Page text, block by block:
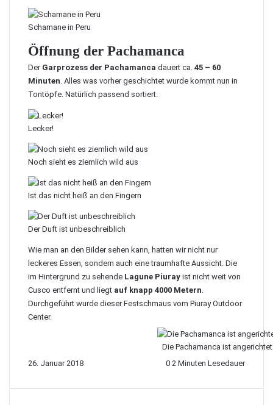
Schamane in Peru
Öffnung der Pachamanca
Der Garprozess der Pachamanca dauert ca. 45 – 60
Minuten. Alles was vorher geschichtet wurde kommt nun in
Tontöpfe. Natürlich passend sortiert.
Lecker!
Noch sieht es ziemlich wild aus
Ist das nicht heiß an den Fingern
Der Duft ist unbeschreiblich
Wie man an den Bilder sehen kann, hatten wir nicht nur
leckeres Essen, sondern auch eine traumhafte Aussicht. Die
im Hintergrund zu sehende Lagune Piuray ist nicht weit von
Cusco entfernt und liegt auf knapp 4000 Metern.
Durchgeführt wurde dieser Festschmaus vom Piuray Outdoor
Center.
Die Pachamanca ist angerichtet
26. Januar 2018
0 2 Minuten Lesedauer